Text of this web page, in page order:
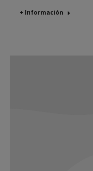
+ Información